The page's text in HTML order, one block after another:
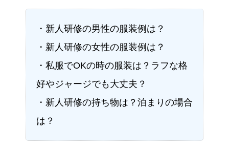
・新人研修の男性の服装例は？
・新人研修の女性の服装例は？
・私服でOKの時の服装は？ラフな格
好やジャージでも大丈夫？
・新人研修の持ち物は？泊まりの場合
は？